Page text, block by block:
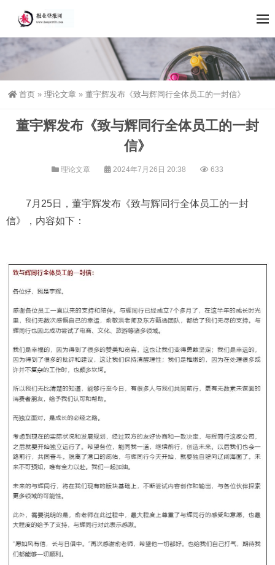
首页 » 理论文章 » 董宇辉发布《致与辉同行全体员工的一封信》
董宇辉发布《致与辉同行全体员工的一封
信》
理论文章 2024年7月26日 20:38 633
7月25日，董宇辉发布《致与辉同行全体员工的一封
信》，内容如下：